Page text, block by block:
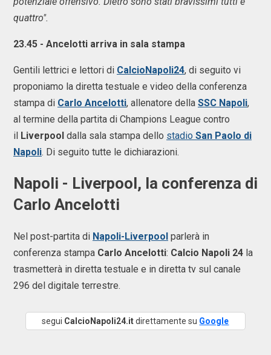
quattro".
23.45 - Ancelotti arriva in sala stampa
Gentili lettrici e lettori di CalcioNapoli24, di seguito vi
proponiamo la diretta testuale e video della conferenza
stampa di Carlo Ancelotti, allenatore della SSC Napoli,
al termine della partita di Champions League contro
il Liverpool dalla sala stampa dello stadio San Paolo di
Napoli. Di seguito tutte le dichiarazioni.
Napoli - Liverpool, la conferenza di
Carlo Ancelotti
Nel post-partita di Napoli-Liverpool parlerà in
conferenza stampa Carlo Ancelotti: Calcio Napoli 24 la
trasmetterà in diretta testuale e in diretta tv sul canale
296 del digitale terrestre.
segui CalcioNapoli24.itdirettamente su Google